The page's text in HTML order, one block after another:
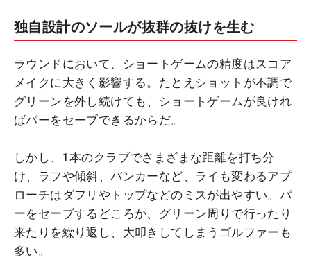
独自設計のソールが抜群の抜けを生む
ラウンドにおいて、ショートゲームの精度はスコア
メイクに大きく影響する。たとえショットが不調で
グリーンを外し続けても、ショートゲームが良けれ
ばパーをセーブできるからだ。
しかし、1本のクラブでさまざまな距離を打ち分
け、ラフや傾斜、バンカーなど、ライも変わるアプ
ローチはダフリやトップなどのミスが出やすい。パ
ーをセーブするどころか、グリーン周りで行ったり
来たりを繰り返し、大叩きしてしまうゴルファーも
多い。